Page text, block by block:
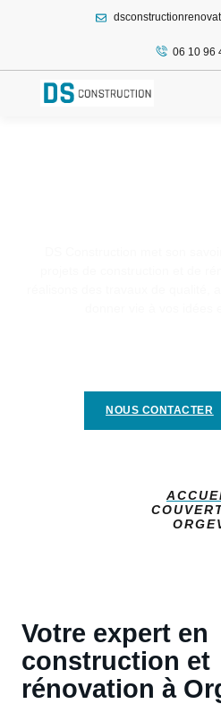
06 10 96
NOUS CONTACTER
Votre expert en
construction et
rénovation à